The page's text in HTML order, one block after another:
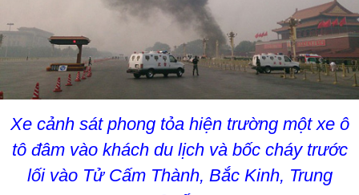
Xe cảnh sát phong tỏa hiện trường một xe ô
tô đâm vào khách du lịch và bốc cháy trước
lối vào Tử Cấm Thành, Bắc Kinh, Trung